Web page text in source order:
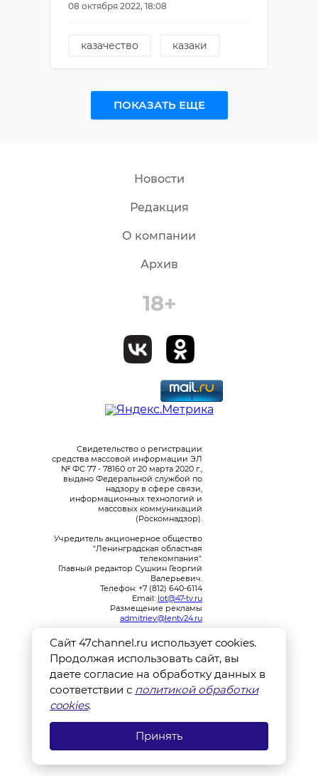
08 октября 2022, 18:08
казачество
казаки
санкт-петербург
ПОКАЗАТЬ ЕЩЕ
Новости
Редакция
О компании
Архив
18+
Свидетельство о регистрации
средства массовой информации ЭЛ
№ ФС 77 - 78160 от 20 марта 2020 г.,
выдано Федеральной службой по
надзору в сфере связи,
информационных технологий и
массовых коммуникаций
(Роскомнадзор).
Учредитель акционерное общество
"Ленинградская областная
телекомпания".
Главный редактор Сушкин Георгий
Валерьевич.
Телефон: +7 (812) 640-6114
Email: lot@47-tv.ru
Размещение рекламы
admitriev@lentv24.ru
Перечень иностранных и международных
признана нежелательной на территории Российской
организации: ↓
Сайт 47channel.ru использует cookies.
Продолжая использовать сайт, вы
даете согласие на обработку данных в
соответствии с политикой обработки
cookies.
Принять